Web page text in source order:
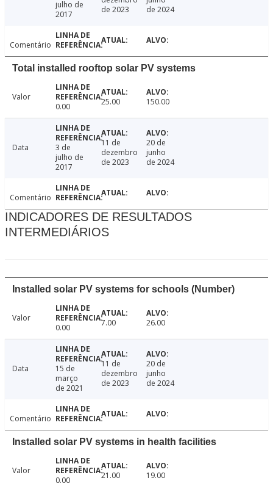
julho de
2017
de 2023
de 2024
Comentário
Total installed rooftop solar PV systems
Valor
0.00
25.00 150.00
Data
3 de
julho de
2017
11 de
dezembro
de 2023
20 de
junho
de 2024
Comentário
INDICADORES DE RESULTADOS
INTERMEDIÁRIOS
Installed solar PV systems for schools (Number)
Valor
0.00
7.00 26.00
Data
15 de
março
de 2021
11 de
dezembro
de 2023
20 de
junho
de 2024
Comentário
Installed solar PV systems in health facilities
Valor
0.00
21.00 19.00